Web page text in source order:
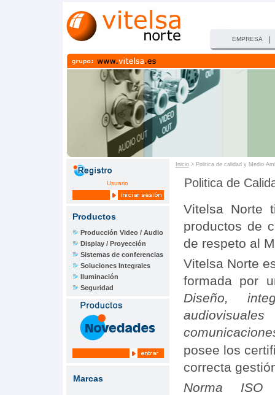
EMPRESA
Usuario
Productos
Producción Video / Audio
Display / Proyección
Sistemas de conferencias
Soluciones Integrales
Iluminación
Seguridad
Marcas
Inicio> Politica de calidad y Medio
Politica de
Vitelsa Norte
productos de
de respeto al
Vitelsa Norte
formada por
Diseño,
posee los
correcta
Norma